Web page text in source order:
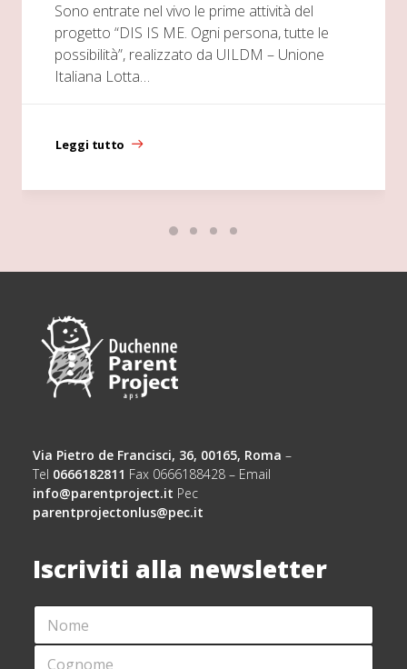
Sono entrate nel vivo le prime attività del
progetto “DIS IS ME. Ogni persona, tutte le
possibilità”, realizzato da UILDM – Unione
Italiana Lotta…
Leggi tutto
Via Pietro de Francisci, 36, 00165, Roma –
Tel 0666182811 Fax 0666188428 – Email
info@parentproject.it Pec
parentprojectonlus@pec.it
Iscriviti alla newsletter
N
M
C